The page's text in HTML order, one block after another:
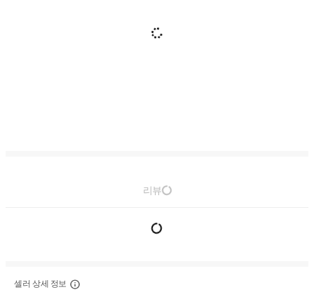
리뷰
셀러 상세 정보